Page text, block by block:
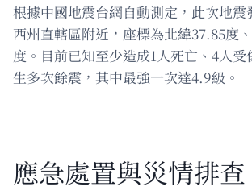
根據中國地震台網自動測定，此次地震
西州直轄區附近，座標為北緯37.85度
度。目前已知至少造成1人死亡、4人
生多次餘震，其中最強一次達4.9級。
應急處置與災情排查